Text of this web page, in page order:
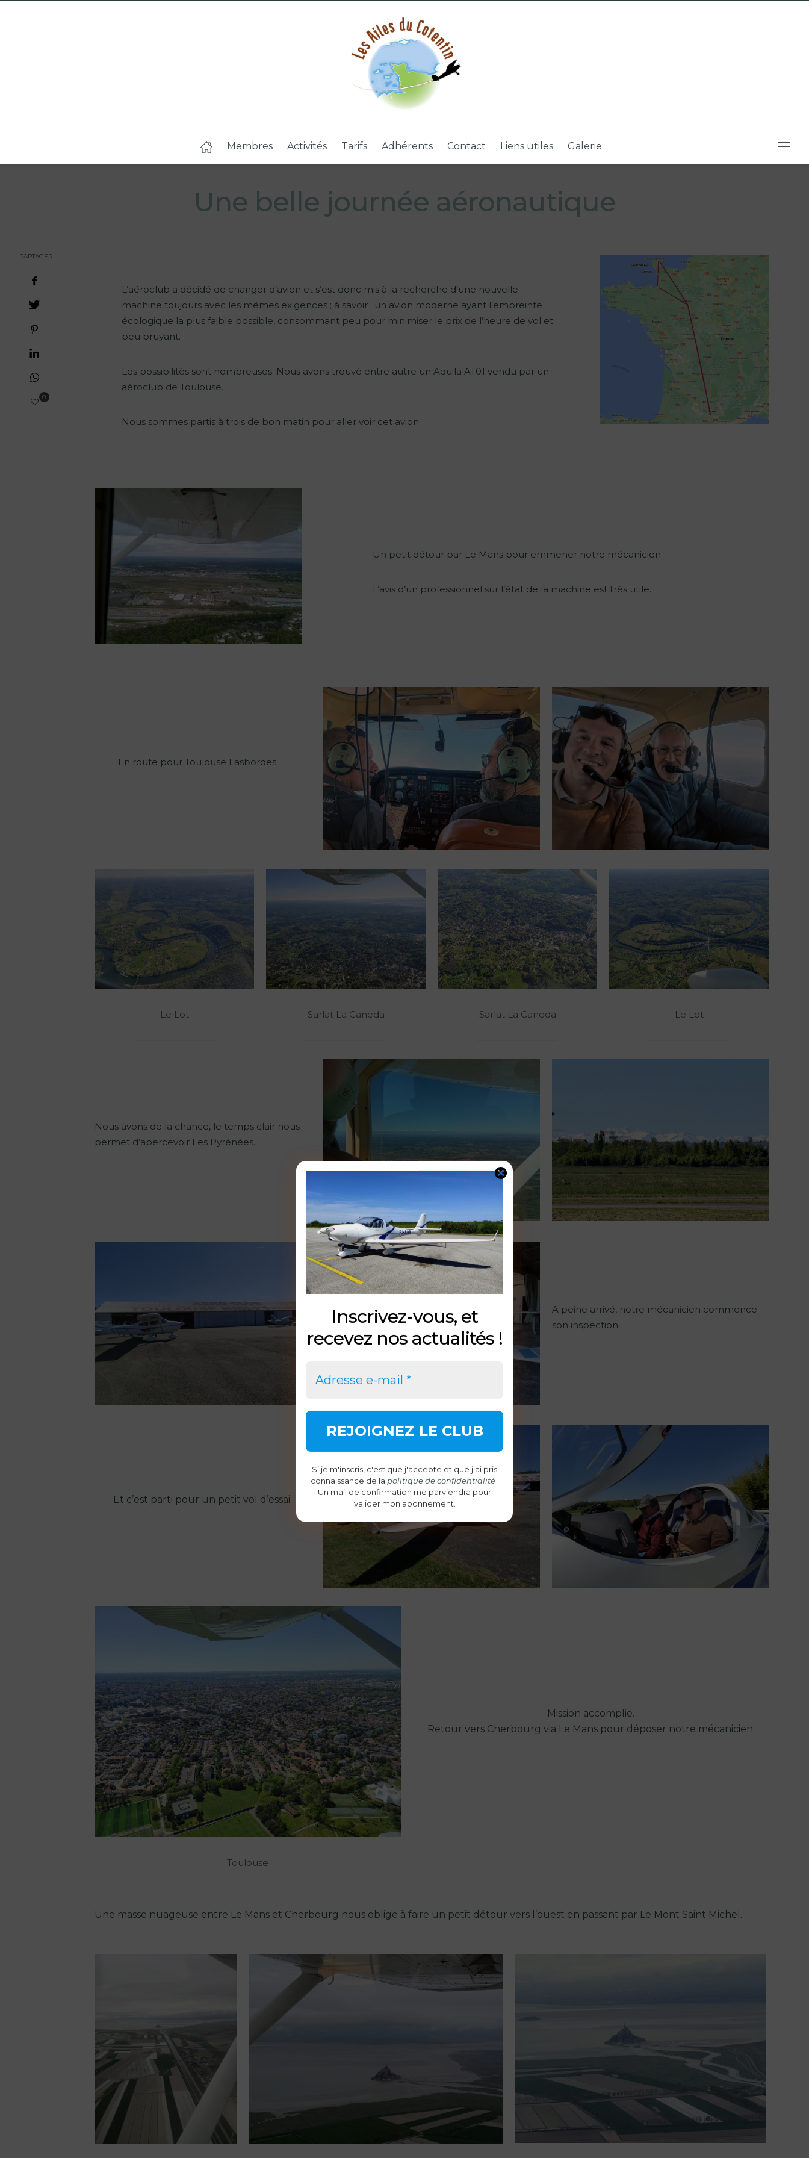
Membres Activités Tarifs Adhérents Contact Liens utiles Galerie
Une belle journée aéronautique
PARTAGER
0
L’aéroclub a décidé de changer d’avion et s’est donc mis à la recherche d’une nouvelle
machine toujours avec les mêmes exigences ; à savoir : un avion moderne ayant l’empreinte
écologique la plus faible possible, consommant peu pour minimiser le prix de l’heure de vol et
peu bruyant.
Les possibilités sont nombreuses. Nous avons trouvé entre autre un Aquila AT01 vendu par un
aéroclub de Toulouse.
Nous sommes partis à trois de bon matin pour aller voir cet avion.
Un petit détour par Le Mans pour emmener notre mécanicien.
L’avis d’un professionnel sur l’état de la machine est très utile.
En route pour Toulouse Lasbordes.
Le Lot Sarlat La Caneda Sarlat La Caneda Le Lot
Nous avons de la chance, le temps clair nous
permet d’apercevoir Les Pyrénées.
A peine arrivé, notre mécanicien commence
son inspection.
Et c’est parti pour un petit vol d’essai.
Toulouse
Mission accomplie.
Retour vers Cherbourg via Le Mans pour déposer notre mécanicien.
Une masse nuageuse entre Le Mans et Cherbourg nous oblige à faire un petit détour vers l’ouest en passant par Le Mont Saint Michel.
Inscrivez-vous, et
recevez nos actualités !
Si je m'inscris, c'est que j'accepte et que j'ai pris
connaissance de la politique de confidentialité
Un mail de confirmation me parviendra pour
valider mon abonnement.